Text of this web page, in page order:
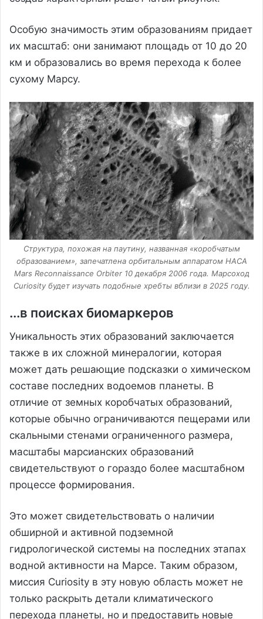
Особую значимость этим образованиям придает
их масштаб: они занимают площадь от 10 до 20
км и образовались во время перехода к более
сухому Марсу.
Структура, похожая на паутину, названная «коробчатым
образованием», запечатлена орбитальным аппаратом НАСА
Mars Reconnaissance Orbiter 10 декабря 2006 года. Марсоход
Curiosity будет изучать подобные хребты вблизи в 2025 году.
...в поисках биомаркеров
Уникальность этих образований заключается
также в их сложной минералогии, которая
может дать решающие подсказки о химическом
составе последних водоемов планеты. В
отличие от земных коробчатых образований,
которые обычно ограничиваются пещерами или
скальными стенами ограниченного размера,
масштабы марсианских образований
свидетельствуют о гораздо более масштабном
процессе формирования.
Это может свидетельствовать о наличии
обширной и активной подземной
гидрологической системы на последних этапах
водной активности на Марсе. Таким образом,
миссия Curiosity в эту новую область может не
только раскрыть детали климатического
перехода планеты, но и предоставить новые